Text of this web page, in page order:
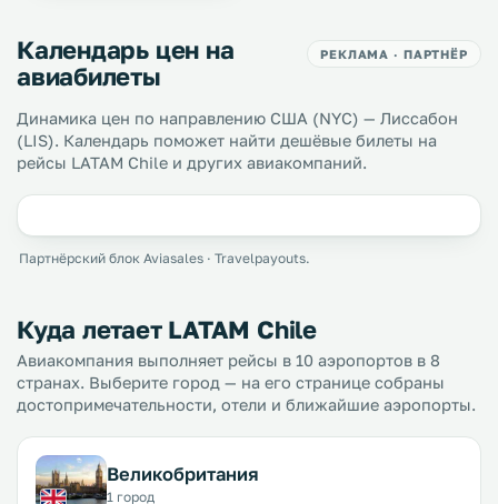
Календарь цен на
авиабилеты
РЕКЛАМА · ПАРТНЁР
Динамика цен по направлению США (NYC) — Лиссабон
(LIS). Календарь поможет найти дешёвые билеты на
рейсы LATAM Chile и других авиакомпаний.
Партнёрский блок Aviasales · Travelpayouts.
Куда летает LATAM Chile
Авиакомпания выполняет рейсы в 10 аэропортов в 8
странах. Выберите город — на его странице собраны
достопримечательности, отели и ближайшие аэропорты.
Великобритания
1 город